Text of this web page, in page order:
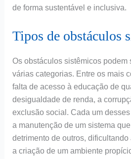
de forma sustentável e inclusiva.
Tipos de obstáculos
Os obstáculos sistêmicos podem
várias categorias. Entre os mais
falta de acesso à educação de
desigualdade de renda, a
exclusão social. Cada um
a manutenção de um sistema
detrimento de outros,
a criação de um ambiente